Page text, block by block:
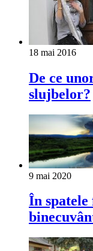
18 mai 2016
De ce
slujbelor?
9 mai 2020
În spatele